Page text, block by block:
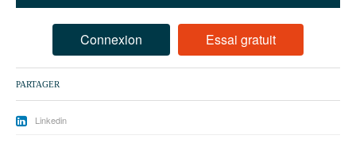
94
95
Connexion Essai gratuit
PARTAGER
Linkedin